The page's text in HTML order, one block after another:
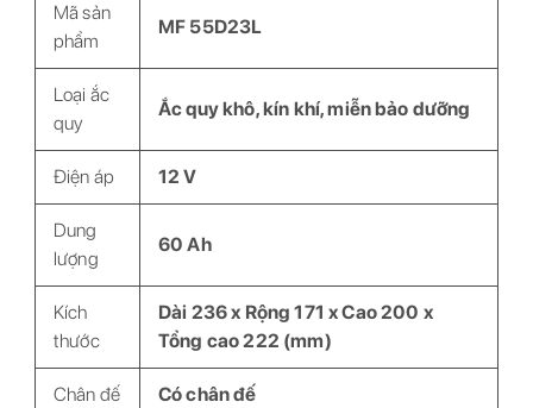
Mã sản
phẩm
MF 55D23L
Loại ắc
quy
Ắc quy khô, kín khí, miễn bảo dưỡng
Điện áp 12 V
Dung
lượng
60 Ah
Kích
thước
Dài 236 x Rộng 171 x Cao 200 x
Tổng cao 222 (mm)
Chân đế Có chân đế